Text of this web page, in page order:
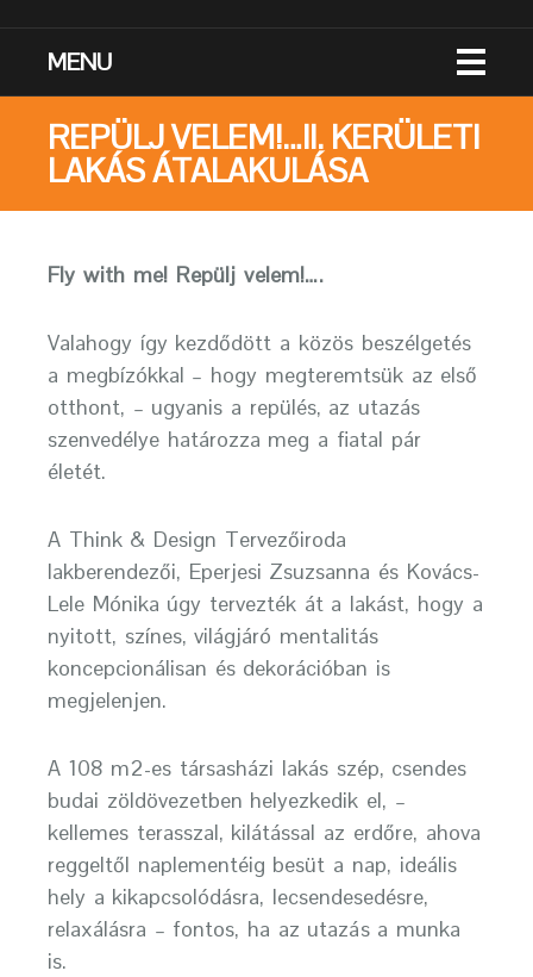
MENU
REPÜLJ VELEM!…II. KERÜLETI
LAKÁS ÁTALAKULÁSA
Fly with me! Repülj velem!….
Valahogy így kezdődött a közös beszélgetés
a megbízókkal – hogy megteremtsük az első
otthont, – ugyanis a repülés, az utazás
szenvedélye határozza meg a fiatal pár
életét.
A Think & Design Tervezőiroda
lakberendezői, Eperjesi Zsuzsanna és Kovács-
Lele Mónika úgy tervezték át a lakást, hogy a
nyitott, színes, világjáró mentalitás
koncepcionálisan és dekorációban is
megjelenjen.
A 108 m2-es társasházi lakás szép, csendes
budai zöldövezetben helyezkedik el, –
kellemes terasszal, kilátással az erdőre, ahova
reggeltől naplementéig besüt a nap, ideális
hely a kikapcsolódásra, lecsendesedésre,
relaxálásra – fontos, ha az utazás a munka
is.